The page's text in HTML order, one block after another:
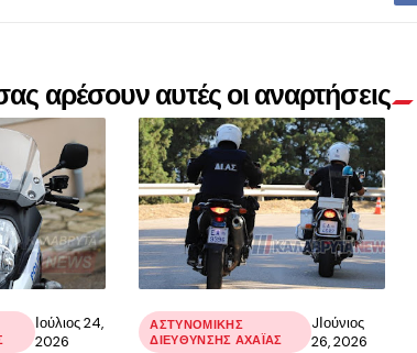
αρέσουν αυτές οι αναρτήσεις
Ιούλιος 24,
2026
ΑΣΤΥΝΟΜΙΚΉΣ
ΔΙΕΎΘΥΝΣΗΣ ΑΧΑΪ́ΑΣ
JΙούνιος
26, 2026